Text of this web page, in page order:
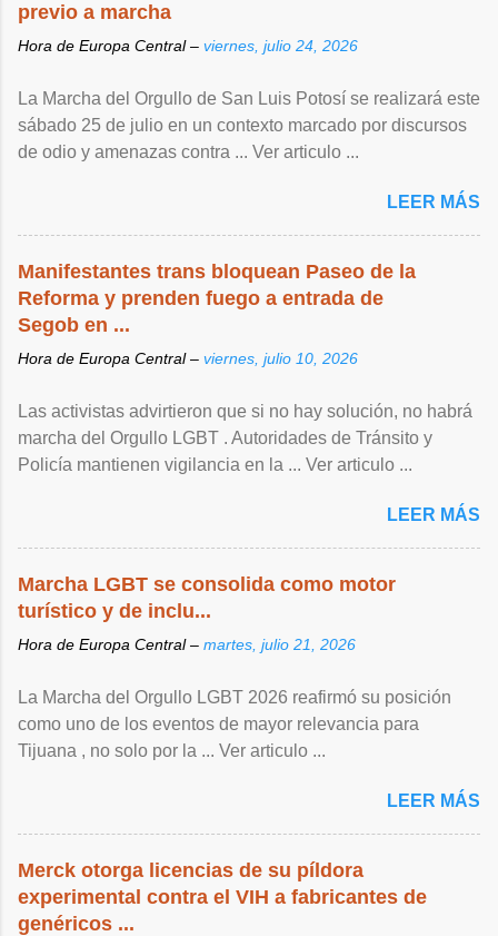
previo a marcha
Hora de Europa Central – viernes, julio 24, 2026
La Marcha del Orgullo de San Luis Potosí se realizará este
sábado 25 de julio en un contexto marcado por discursos
de odio y amenazas contra ... Ver articulo ...
LEER MÁS
Manifestantes trans bloquean Paseo de la
Reforma y prenden fuego a entrada de
Segob en ...
Hora de Europa Central – viernes, julio 10, 2026
Las activistas advirtieron que si no hay solución, no habrá
marcha del Orgullo LGBT . Autoridades de Tránsito y
Policía mantienen vigilancia en la ... Ver articulo ...
LEER MÁS
Marcha LGBT se consolida como motor
turístico y de inclu...
Hora de Europa Central – martes, julio 21, 2026
La Marcha del Orgullo LGBT 2026 reafirmó su posición
como uno de los eventos de mayor relevancia para
Tijuana , no solo por la ... Ver articulo ...
LEER MÁS
Merck otorga licencias de su píldora
experimental contra el VIH a fabricantes de
genéricos ...